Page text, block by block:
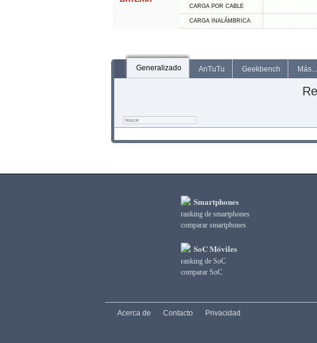
CARGA POR CABLE
CARGA INALÁMBRICA
Generalizado AnTuTu Geekbench Más...
Smartphones
ranking de smartphones
comparar smartphones
SoC Móviles
ranking de SoC
comparar SoC
Acerca de Contacto Privacidad